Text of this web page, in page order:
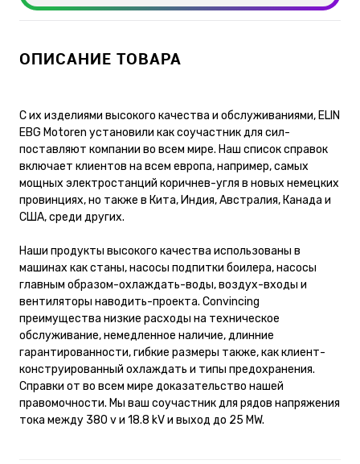
ОПИСАНИЕ ТОВАРА
С их изделиями высокого качества и обслуживаниями, ELIN
EBG Motoren установили как соучастник для сил-
поставляют компании во всем мире. Наш список справок
включает клиентов на всем европа, например, самых
мощных электростанций коричнев-угля в новых немецких
провинциях, но также в Кита, Индия, Австралия, Канада и
США, среди других.
Наши продукты высокого качества использованы в
машинах как станы, насосы подпитки боилера, насосы
главным образом-охлаждать-воды, воздух-входы и
вентиляторы наводить-проекта. Convincing
преимущества низкие расходы на техническое
обслуживание, немедленное наличие, длинние
гарантированности, гибкие размеры также, как клиент-
конструированный охлаждать и типы предохранения.
Справки от во всем мире доказательство нашей
правомочности. Мы ваш соучастник для рядов напряжения
тока между 380 v и 18.8 kV и выход до 25 MW.